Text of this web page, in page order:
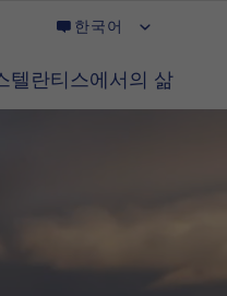
한국어
텔란티스에서의 삶